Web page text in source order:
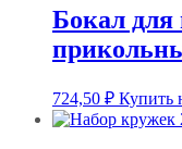
Бокал для
724,50 ₽ Купить